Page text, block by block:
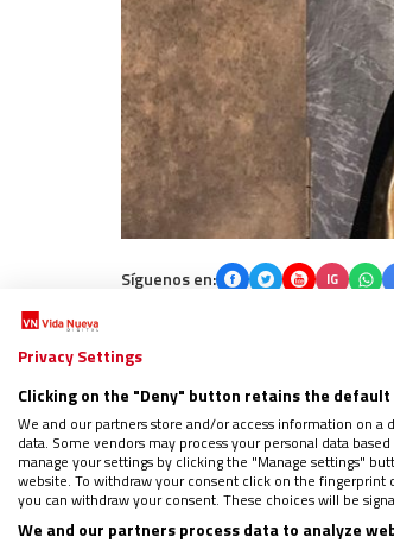
Síguenos en: IG
Este 29 de mayo se
reservado para celebrar
Culto Divino y la Disciplina
la fecha de su ordenación
el palacio de
Privacy Settings
Clicking on the "Deny" button retains the
We and our partners store and/or access information on a
data. Some vendors may process your personal data
manage your settings by clicking the "Manage settings"
website. To withdraw your consent click on the
you can withdraw your consent. These choices will be
We and our partners process data to analyze